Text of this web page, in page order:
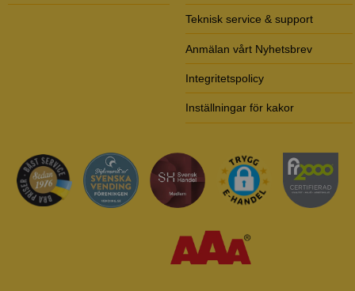
Teknisk service & support
Anmälan vårt Nyhetsbrev
Integritetspolicy
Inställningar för kakor